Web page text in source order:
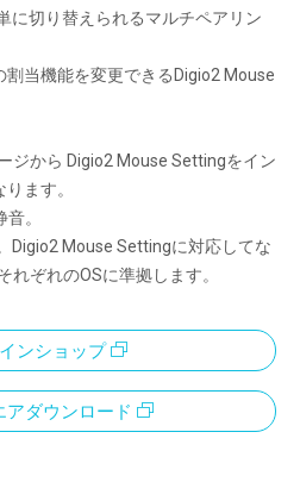
に切り替えられるマルチペアリン
割当機能を変更できるDigio2 Mouse
ジから Digio2 Mouse Settingをイン
ます。
。
Digio2 Mouse Settingに対応してな
れぞれのOSに準拠します。
ンショップ
アダウンロード